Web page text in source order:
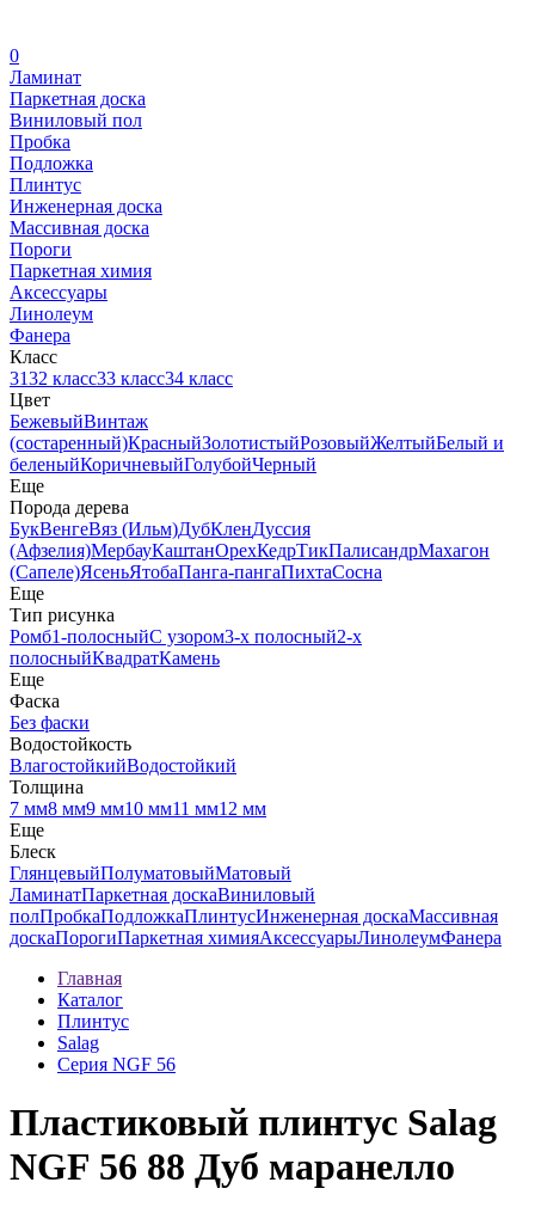
0
Ламинат
Паркетная доска
Виниловый пол
Пробка
Подложка
Плинтус
Инженерная доска
Массивная доска
Пороги
Паркетная химия
Аксессуары
Линолеум
Фанера
Класс
3132 класс33 класс34 класс
Цвет
БежевыйВинтаж
(состаренный)КрасныйЗолотистыйРозовыйЖелтыйБелый и
беленыйКоричневыйГолубойЧерный
Еще
Порода дерева
БукВенгеВяз (Ильм)ДубКленДуссия
(Афзелия)МербауКаштанОрехКедрТикПалисандрМахагон
(Сапеле)ЯсеньЯтобаПанга-пангаПихтаСосна
Еще
Тип рисунка
Ромб1-полосныйС узором3-х полосный2-х
полосныйКвадратКамень
Еще
Фаска
Без фаски
Водостойкость
ВлагостойкийВодостойкий
Толщина
7 мм8 мм9 мм10 мм11 мм12 мм
Еще
Блеск
ГлянцевыйПолуматовыйМатовый
ЛаминатПаркетная доскаВиниловый
полПробкаПодложкаПлинтусИнженерная доскаМассивная
доскаПорогиПаркетная химияАксессуарыЛинолеумФанера
Главная
Каталог
Плинтус
Salag
Серия NGF 56
Пластиковый плинтус Salag
NGF 56 88 Дуб маранелло